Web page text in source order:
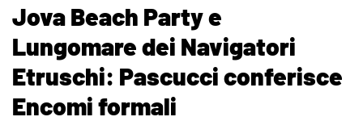
Jova Beach Party e
Lungomare dei Navigatori
Etruschi: Pascucci conferisce
Encomi formali